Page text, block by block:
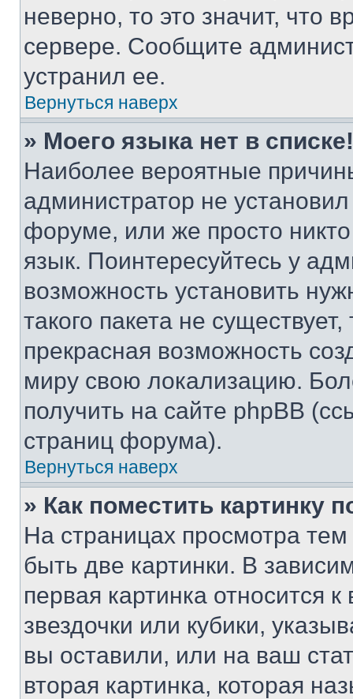
неверно, то это значит, что
сервере. Сообщите
устранил ее.
Вернуться наверх
» Моего языка нет в списке!
Наиболее вероятные
администратор не
форуме, или же просто
язык. Поинтересуйтесь у
возможность установить
такого пакета не
прекрасная возможность
миру свою локализацию.
получить на сайте phpBB
страниц форума).
Вернуться наверх
» Как поместить картинку
На страницах просмотра
быть две картинки. В
первая картинка относится
звездочки или кубики,
вы оставили, или на ваш
вторая картинка, которая